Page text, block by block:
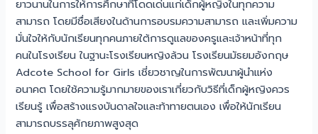
ยาวนานในการให้การศึกษาที่โดดเด่นแก่เด็กผู้หญิงในทุกความ
สามารถ โดยมีชื่อเสียงในด้านการอบรมความสามารถ และเพิ่มความ
มั่นใจให้กับนักเรียนทุกคนภายใต้การดูแลของครูและเจ้าหน้าที่ทุก
คนในโรงเรียน ในฐานะโรงเรียนหญิงล้วน โรงเรียนมัธยมอังกฤษ
Adcote School for Girls เชี่ยวชาญในการพัฒนาผู้นำแห่ง
อนาคต โดยใช้ความรู้มากมายของเราเกี่ยวกับวิธีที่เด็กผู้หญิงควร
เรียนรู้ เพื่อสร้างแรงบันดาลใจและท้าทายตนเอง เพื่อให้นักเรียน
สามารถบรรลุศักยภาพสูงสุด